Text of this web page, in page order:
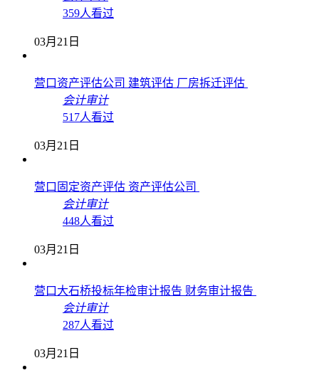
会计审计
营口资产评估公司 建筑评估 厂房拆迁评估
会计审计
营口固定资产评估 资产评估公司
会计审计
448人看过
营口大石桥投标年检审计报告 财务审计报告
会计审计
287人看过